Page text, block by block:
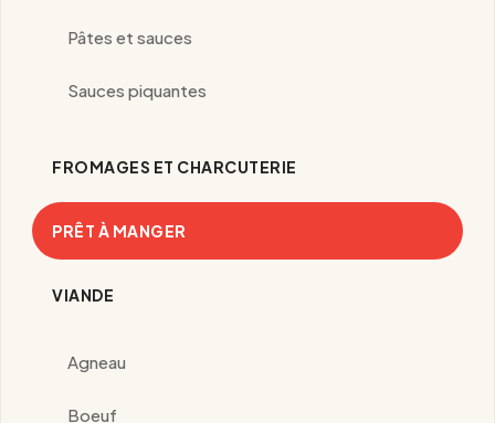
Pâtes et sauces
Sauces piquantes
FROMAGES ET CHARCUTERIE
PRÊT À MANGER
VIANDE
Agneau
Boeuf